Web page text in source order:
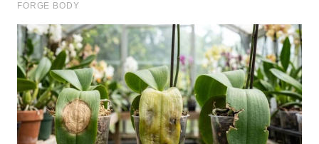
Chega de esfregar a panela de ferro. Conheça os cuidados
diários que mantêm a cura intacta e prolongam a vida útil
desse utensílio clássico. -Créditos: depositphotos.com /
arskajuhani
Quais cuidados diários mantêm o